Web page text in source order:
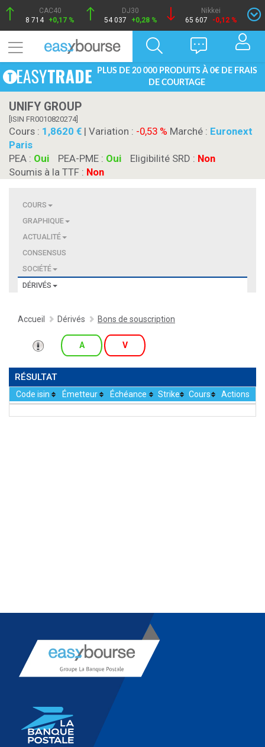
CAC40
8 714 +0,17 %
DJ30
54 037
+0,28 %
Nikkei
65 607
-0,12 %
PLUS DE 20 000 PRODUITS À 0€ DE FRAIS
DE COURTAGE
UNIFY GROUP
[ISIN FR0010820274]
Cours : 1,8620 | Variation : -0,53 % Marché : Euronext
Paris
PEA : Oui PEA-PME : Oui Eligibilité SRD : Non
Soumis à la TTF : Non
COURS
GRAPHIQUE
ACTUALITÉ
CONSENSUS
SOCIÉTÉ
DÉRIVÉS
Accueil Dérivés Bons de souscription
A V
RÉSULTAT
Code isin Émetteur Échéance Strike Cours Actions